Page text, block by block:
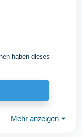
haben dieses
Mehr anzeigen ⏷